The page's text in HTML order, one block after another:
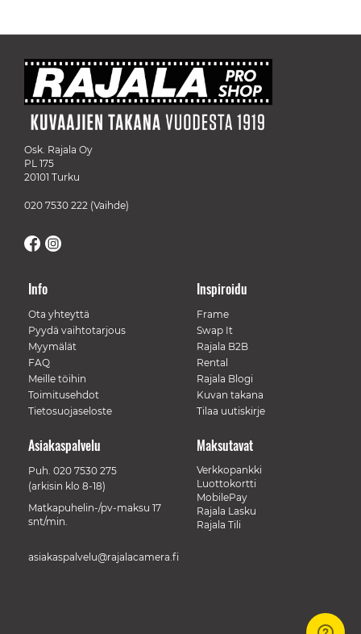
Osk. Rajala Oy
PL 175
20101 Turku
020 7530 222 (Vaihde)
Info
Ota yhteyttä
Pyydä vaihtotarjous
Myymälät
FAQ
Meille töihin
Toimitusehdot
Tietosuojaseloste
Inspiroidu
Frame
Swap It
Rajala B2B
Rental
Rajala Blogi
Kuvan takana
Tilaa uutiskirje
Maksutavat
Verkkopankki
Luottokortti
MobilePay
Rajala Lasku
Rajala Tili
Asiakaspalvelu
Puh. 020 7530 275
(arkisin klo 8-18)
Matkapuhelin-/pv-maksu 17
snt/min.
asiakaspalvelu@rajalacamera.fi